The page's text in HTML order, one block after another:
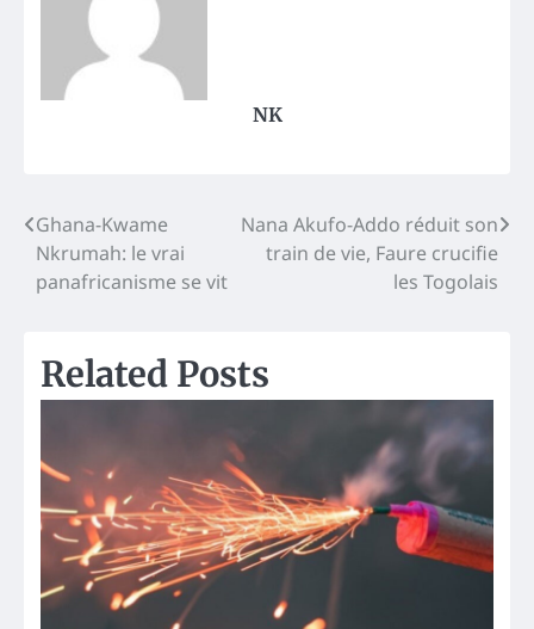
NK
Post
navigation
Ghana-Kwame
Nkrumah: le vrai
panafricanisme se vit
Nana Akufo-Addo réduit son
train de vie, Faure crucifie
les Togolais
Related Posts